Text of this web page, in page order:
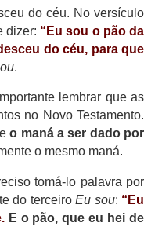
do céu. No versículo
dizer: “Eu sou o pão da
do céu, para que
.
lembrar que as
no Novo Testamento.
eo maná a ser dado por
o mesmo maná.
tomá-lo palavra por
do terceiro Eu sou: “Eu
E o pão, que eu hei de